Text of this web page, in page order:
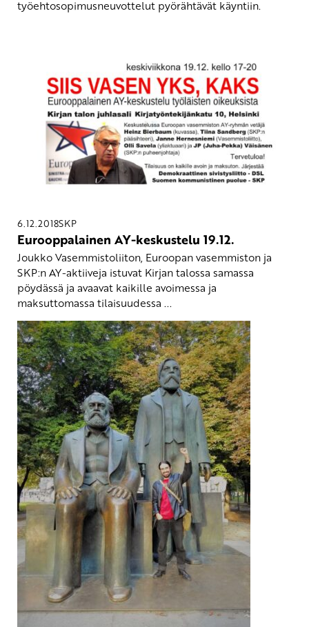
työehtosopimusneuvottelut pyörähtävät käyntiin.
6.12.2018SKP
Eurooppalainen AY-keskustelu 19.12.
Joukko Vasemmistoliiton, Euroopan vasemmiston ja
SKP:n AY-aktiiveja istuvat Kirjan talossa samassa
pöydässä ja avaavat kaikille avoimessa ja
maksuttomassa tilaisuudessa ...